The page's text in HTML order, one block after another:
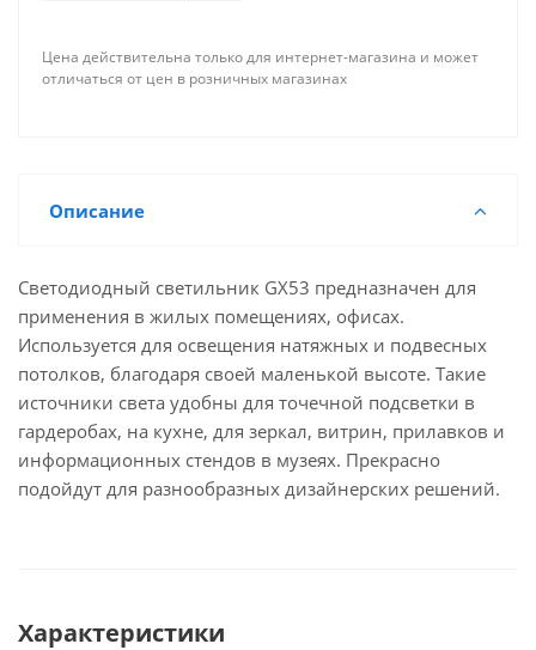
Цена действительна только для интернет-магазина и может
отличаться от цен в розничных магазинах
Описание
Светодиодный светильник GX53 предназначен для
применения в жилых помещениях, офисах.
Используется для освещения натяжных и подвесных
потолков, благодаря своей маленькой высоте. Такие
источники света удобны для точечной подсветки в
гардеробах, на кухне, для зеркал, витрин, прилавков и
информационных стендов в музеях. Прекрасно
подойдут для разнообразных дизайнерских решений.
Характеристики